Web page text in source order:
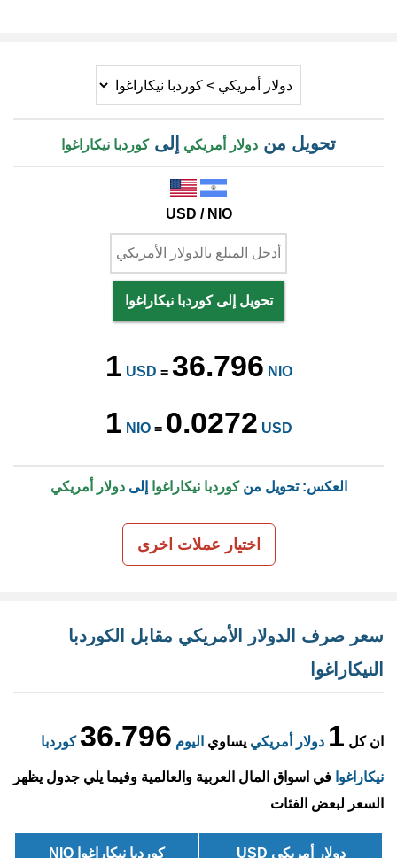
تحويل من دولار أمريكي إلىكوردبا نيكاراغوا
USD / NIO
تحويل إلى كوردبا نيكاراغوا
1 USD = 36.796 NIO
1 NIO= 0.0272 USD
العكس: تحويل منكوردبا نيكاراغوا إلىدولار أمريكي
اختيار عملات اخرى
سعر صرف الدولار الأمريكي مقابل الكوردبا
النيكاراغوا
ان كل 1 دولار أمريكي يساوي اليوم 36.796 كوردبا
نيكاراغوا في اسواق المال العربية والعالمية وفيما يلي جدول يظهر
السعر لبعض الفئات
دولار أمريكي USD كوردبا نيكاراغوا NIO